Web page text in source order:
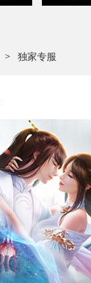
> 独家专服